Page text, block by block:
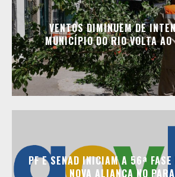
VENTOS DIMINUEM DE
MUNICÍPIO DO RIO VOLTA
PF E SENAD INICIAM A 56ª FASE
NOVA ALIANÇA NO